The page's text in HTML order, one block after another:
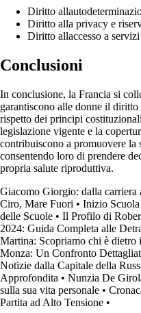
Diritto
Diritto alla privacy e
Diritto allaccesso a
Conclusioni
In conclusione, la Francia si
garantiscono alle donne il
rispetto dei principi
legislazione vigente e la
contribuiscono a promuovere la
consentendo loro di prendere
propria salute riproduttiva.
Giacomo Giorgio: dalla
Ciro, Mare Fuori • Inizio
delle Scuole • Il Profilo di
2024: Guida Completa alle
Martina: Scopriamo chi è dietro
Monza: Un Confronto
Notizie dalla Capitale della
Approfondita • Nunzia De
sulla sua vita personale •
Partita ad Alto Tensione •